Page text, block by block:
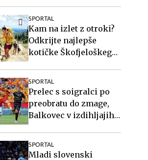
SPORTAL
Kam na izlet z otroki?
Odkrijte najlepše
kotičke Škofjeloškega
SPORTAL
Prelec s soigralci po
preobratu do zmage,
Balkovec v izdihljajih
SPORTAL
Mladi slovenski